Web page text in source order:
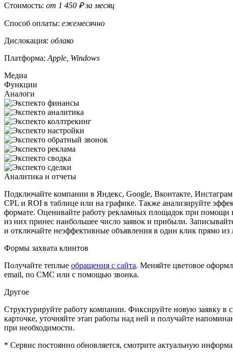
Стоимость: от 1 450 ₽ за месяц
Способ оплаты: ежемесячно
Дислокация: облако
Платформа: Apple, Windows
Медиа
Функции
Аналоги
Аналитика и отчеты
Подключайте компании в Яндекс, Google, Вконтакте,
CPL и ROI в таблице или на графике. Также анализируйте
формате. Оценивайте работу рекламных площадок при помощи
из них принес наибольшее число заявок и прибыли.
и отключайте неэффективные объявления в один клик прямо из
Формы захвата клинтов
Получайте теплые обращения с сайта. Меняйте цветовое
email, по СМС или с помощью звонка.
Другое
Структурируйте работу компании. Фиксируйте новую заявку в
карточке, уточняйте этап работы над ней и получайте
при необходимости.
* Сервис постоянно обновляется, смотрите актуальную